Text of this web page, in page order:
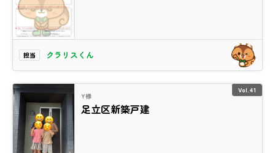
担当 クラリスくん
Vol.41
Y様
足立区新築戸建